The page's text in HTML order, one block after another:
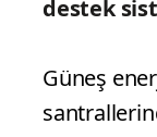
destek
Güneş